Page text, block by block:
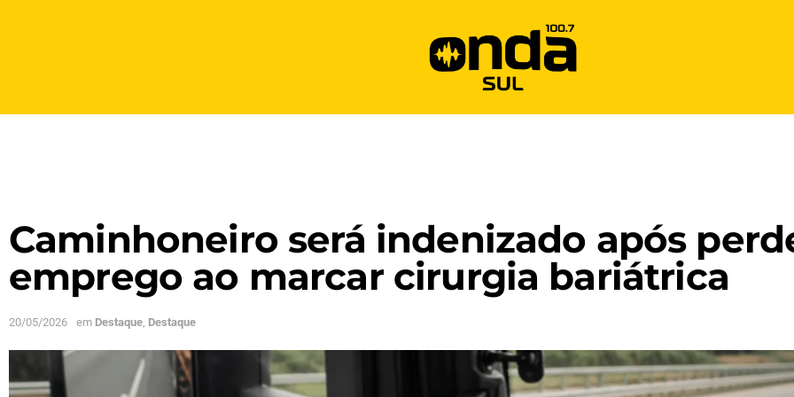
Caminhoneiro será indenizado após
emprego ao marcar cirurgia bariátrica
20/05/2026 em Destaque Destaque